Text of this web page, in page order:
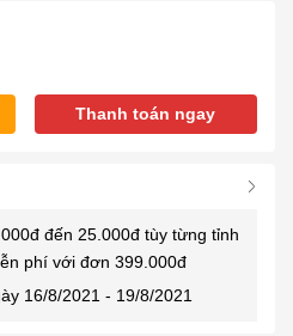
Thanh toán ngay
đến 25.000đ tùy từng tỉnh
phí với đơn 399.000đ
16/8/2021 - 19/8/2021